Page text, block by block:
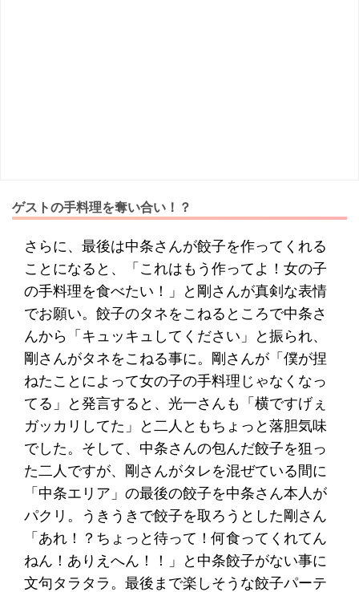
ゲストの手料理を奪い合い！？
さらに、最後は中条さんが餃子を作ってくれる
ことになると、「これはもう作ってよ！女の子
の手料理を食べたい！」と剛さんが真剣な表情
でお願い。餃子のタネをこねるところで中条さ
んから「キュッキュしてください」と振られ、
剛さんがタネをこねる事に。剛さんが「僕が捏
ねたことによって女の子の手料理じゃなくなっ
てる」と発言すると、光一さんも「横ですげぇ
ガッカリしてた」と二人ともちょっと落胆気味
でした。そして、中条さんの包んだ餃子を狙っ
た二人ですが、剛さんがタレを混ぜている間に
「中条エリア」の最後の餃子を中条さん本人が
パクリ。うきうきで餃子を取ろうとした剛さん
「あれ！？ちょっと待って！何食ってくれてん
ねん！ありえへん！！」と中条餃子がない事に
文句タラタラ。最後まで楽しそうな餃子パーテ